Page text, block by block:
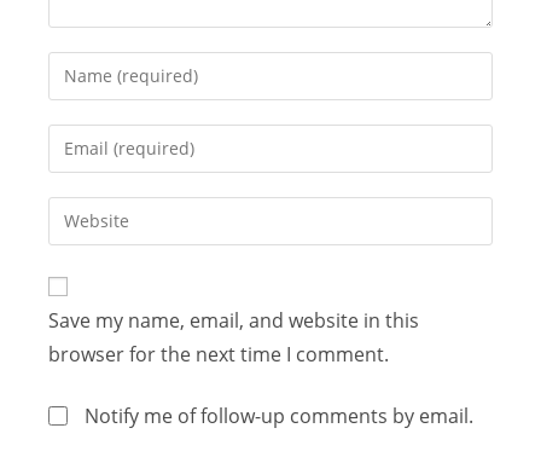
Save my name, email, and website in this
browser for the next time I comment.
Notify me of follow-up comments by email.